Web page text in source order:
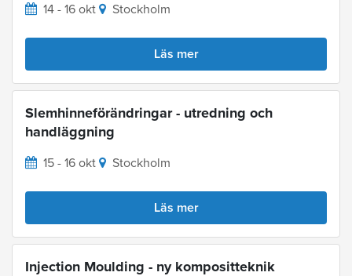
14 - 16 okt Stockholm
Läs mer
Slemhinneförändringar - utredning och
handläggning
15 - 16 okt Stockholm
Läs mer
Injection Moulding - ny kompositteknik